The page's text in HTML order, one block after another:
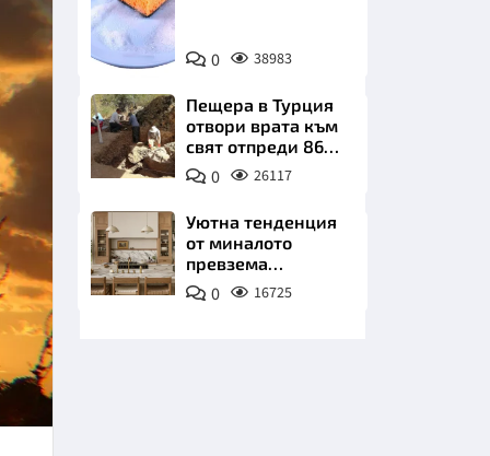
Снимка:
Пиксабей
0 38983
Пещера в Турция
отвори врата към
свят отпреди 86
000 години
0 26117
Уютна тенденция
от миналото
превзема
модерните кухни
0 16725